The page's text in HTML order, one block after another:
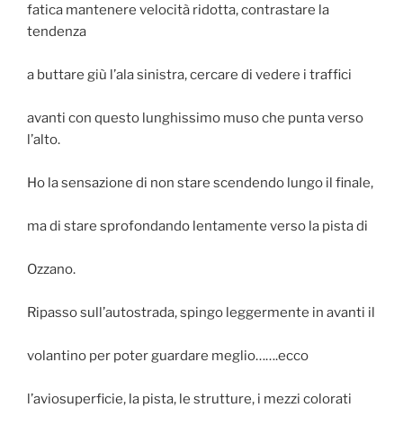
fatica mantenere velocità ridotta, contrastare la
tendenza
a buttare giù l’ala sinistra, cercare di vedere i traffici
avanti con questo lunghissimo muso che punta verso
l’alto.
Ho la sensazione di non stare scendendo lungo il finale,
ma di stare sprofondando lentamente verso la pista di
Ozzano.
Ripasso sull’autostrada, spingo leggermente in avanti il
volantino per poter guardare meglio…….ecco
l’aviosuperficie, la pista, le strutture, i mezzi colorati